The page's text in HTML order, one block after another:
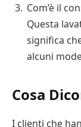
Com’è il
Questa
significa
alcuni
Cosa
I clienti che